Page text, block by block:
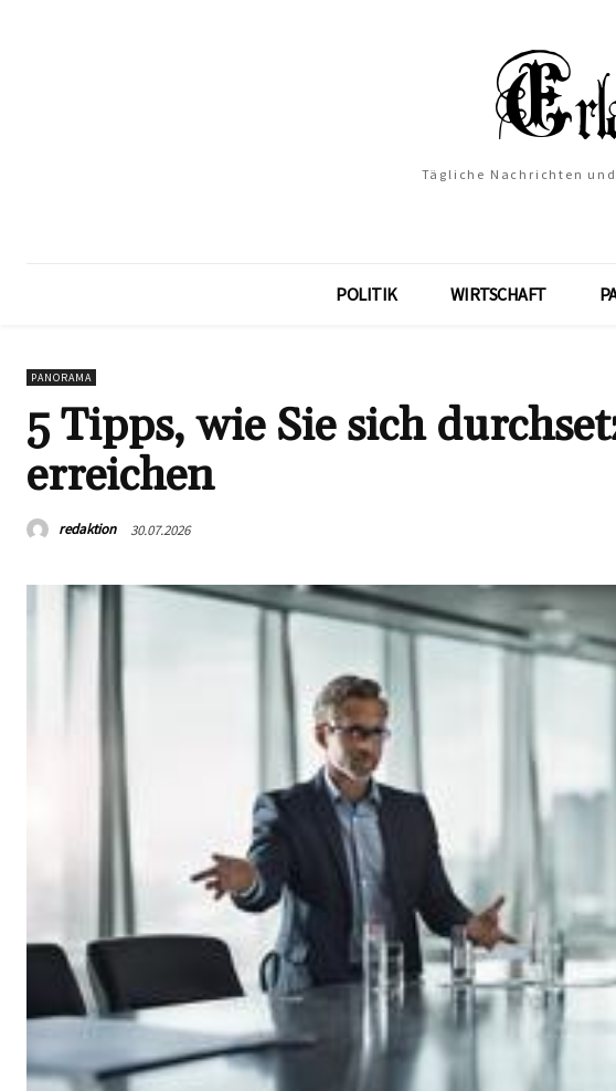
Tägliche Nachrichten
POLITIK WIRTSCHAFT
PANORAMA
5 Tipps, wie Sie sich
erreichen
redaktion 30.07.2026